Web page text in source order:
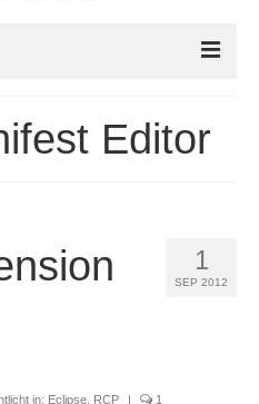
Editor
1
SEP 2012
in: Eclipse RCP | 1